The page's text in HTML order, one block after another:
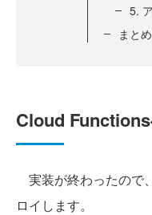
5.
まとめ
Cloud
実装が終わったので
ロイします。